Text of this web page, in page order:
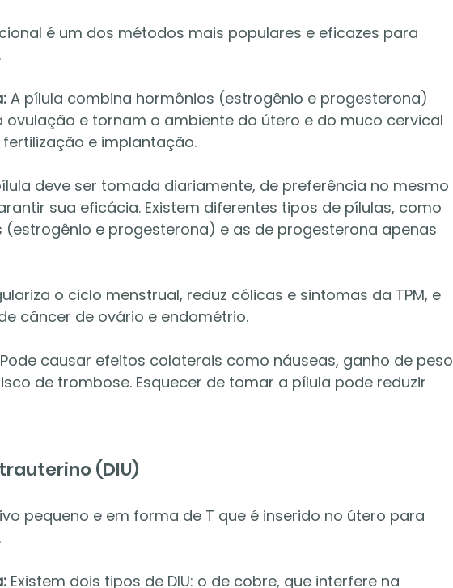
é um dos métodos mais populares e eficazes para
A pílula combina hormônios (estrogênio e progesterona)
ovulação e tornam o ambiente do útero e do muco cervical
e implantação.
deve ser tomada diariamente, de preferência no mesmo
sua eficácia. Existem diferentes tipos de pílulas, como
(estrogênio e progesterona) e as de progesterona apenas
o ciclo menstrual, reduz cólicas e sintomas da TPM, e
câncer de ovário e endométrio.
Pode causar efeitos colaterais como náuseas, ganho de peso
de trombose. Esquecer de tomar a pílula pode reduzir
(DIU)
pequeno e em forma de T que é inserido no útero para
Existem dois tipos de DIU: o de cobre, que interfere na